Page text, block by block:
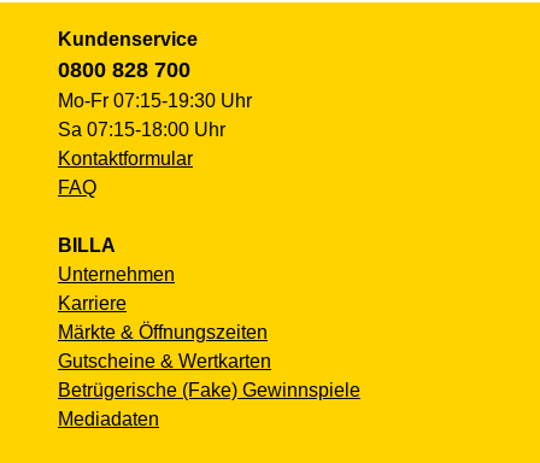
Kundenservice
0800 828 700
Mo-Fr 07:15-19:30 Uhr
Sa 07:15-18:00 Uhr
Kontaktformular
FAQ
BILLA
Unternehmen
Karriere
Märkte & Öffnungszeiten
Gutscheine & Wertkarten
Betrügerische (Fake) Gewinnspiele
Mediadaten